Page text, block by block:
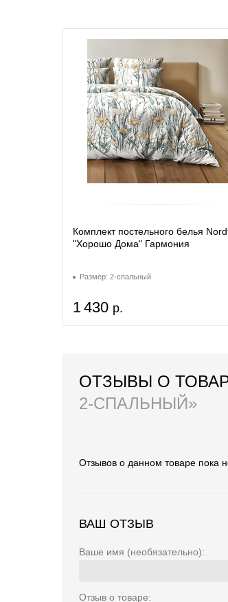
Комплект постельного белья
"Хорошо Дома" Гармония
Размер: 2-спальный
1 430 р.
ОТЗЫВЫ О
2-СПАЛЬНЫЙ»
Отзывов о данном товаре пока
ВАШ ОТЗЫВ
Ваше имя (необязательно):
Отзыв о товаре: